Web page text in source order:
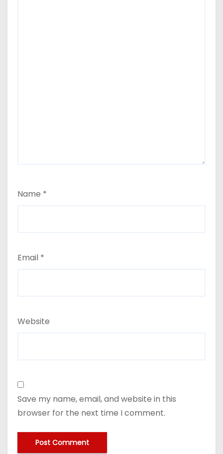
Name *
Email *
Website
Save my name, email, and website in this
browser for the next time I comment.